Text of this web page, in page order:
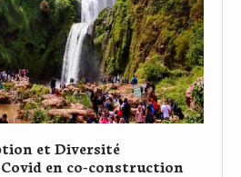
et Diversité
en co-construction